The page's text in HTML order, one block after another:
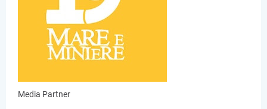
Media Partner